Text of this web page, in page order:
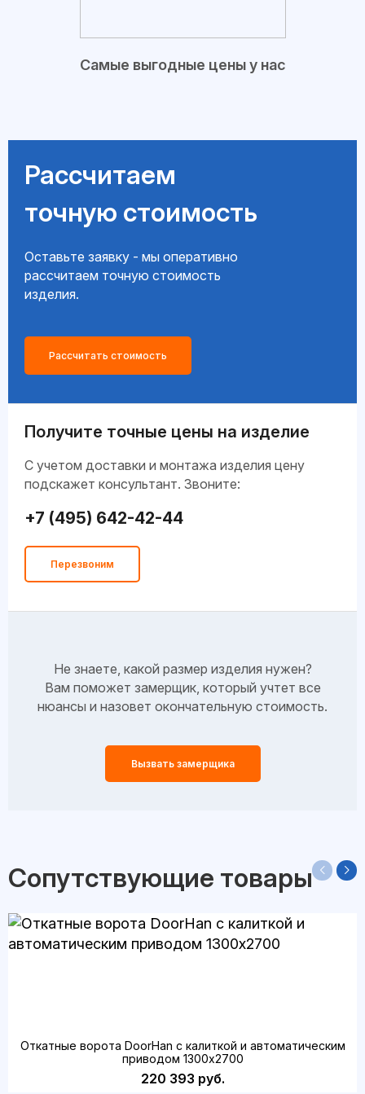
Самые выгодные цены у нас
Рассчитаем
точную стоимость
Оставьте заявку - мы оперативно
рассчитаем точную стоимость
изделия.
Рассчитать стоимость
Получите точные цены на изделие
C учетом доставки и монтажа изделия цену
подскажет консультант. Звоните:
+7 (495) 642-42-44
Перезвоним
Не знаете, какой размер изделия нужен?
Вам поможет замерщик, который учтет все
нюансы и назовет окончательную стоимость.
Вызвать замерщика
Сопутствующие товары
Откатные ворота DoorHan с калиткой и автоматическим
приводом 1300х2700
220 393 руб.